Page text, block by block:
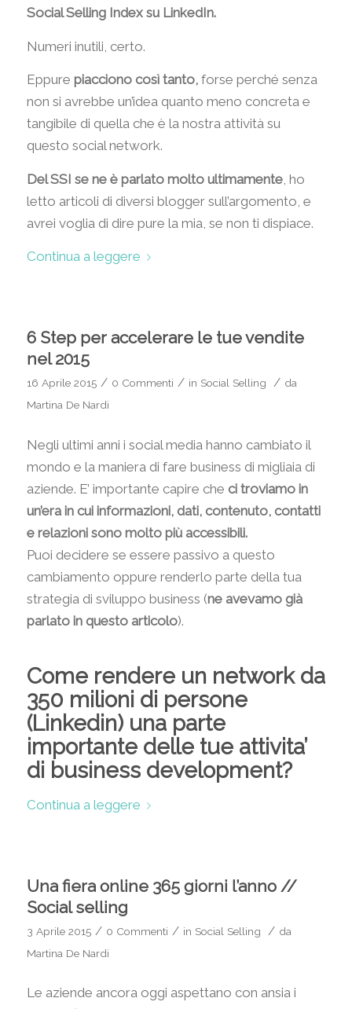
Social Selling Index su LinkedIn.
Numeri inutili, certo.
Eppure piacciono così tanto,forse perché senza
non si avrebbe un’idea quanto meno concreta e
tangibile di quella che è la nostra attività su
questo social network.
Del SSI se ne è parlato molto ultimamente, ho
letto articoli di diversi blogger sull’argomento, e
avrei voglia di dire pure la mia, se non ti dispiace.
Continua a leggere
6 Step per accelerare le tue vendite
nel 2015
16 Aprile 2015 / 0 Commenti / in Social Selling / da
Martina De Nardi
Negli ultimi anni i social media hanno cambiato il
mondo e la maniera di fare business di migliaia di
aziende. E’ importante capire che ci troviamo in
un’era in cui informazioni, dati, contenuto, contatti
e relazioni sono molto più accessibili.
Puoi decidere se essere passivo a questo
cambiamento oppure renderlo parte della tua
strategia di sviluppo business (ne avevamo già
parlato in questo articolo).
Come rendere un network da
350 milioni di persone
(Linkedin) una parte
importante delle tue attivita’
di business development?
Continua a leggere
Una fiera online 365 giorni l’anno //
Social selling
3 Aprile 2015 / 0 Commenti / in Social Selling / da
Martina De Nardi
Le aziende ancora oggi aspettano con ansia i